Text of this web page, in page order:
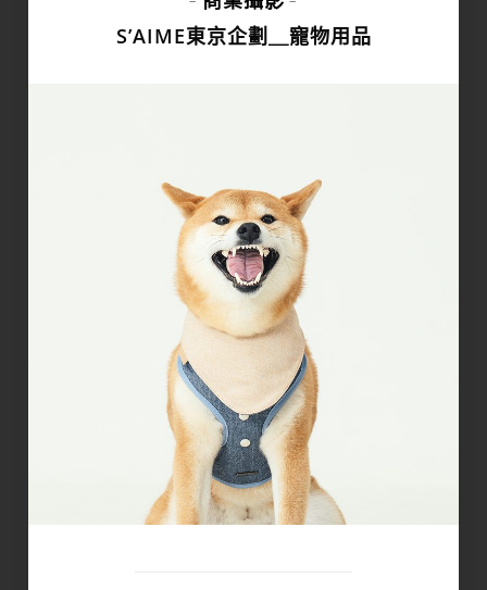
S’AIME東京企劃＿寵物用品